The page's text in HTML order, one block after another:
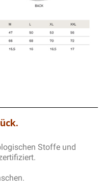
Stoffe und